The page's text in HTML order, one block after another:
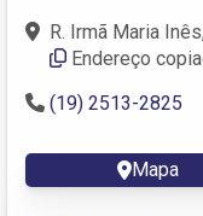
R. Irmã Maria
Endereço
(19) 2513-2825
Mapa